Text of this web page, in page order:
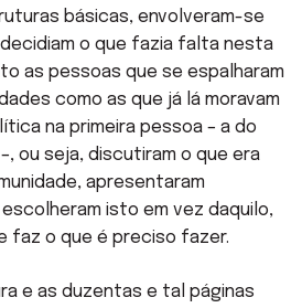
básicas, envolveram-se
o que fazia falta nesta
as pessoas que se espalharam
como as que já lá moravam
na primeira pessoa – a do
ou seja, discutiram o que era
apresentaram
isto em vez daquilo,
faz o que é preciso fazer.
e as duzentas e tal páginas